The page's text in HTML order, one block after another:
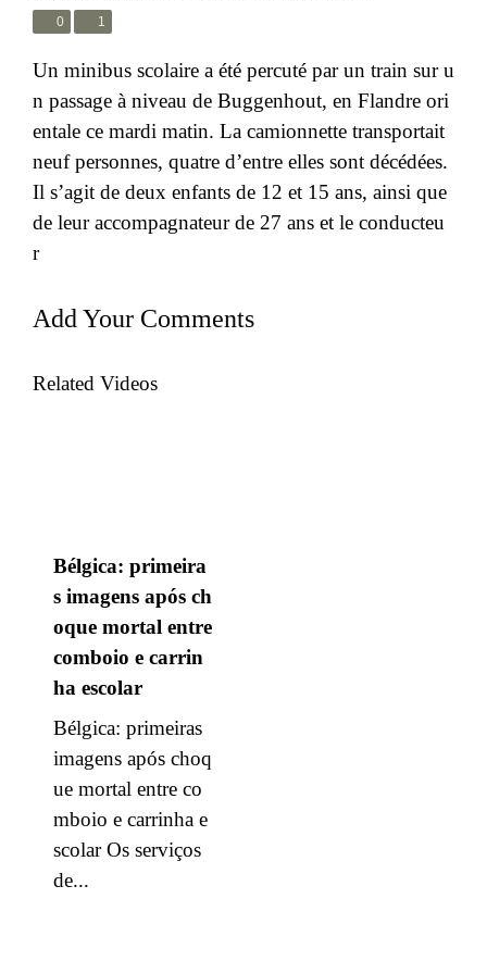
0 1
Un minibus scolaire a été percuté par un train sur u
n passage à niveau de Buggenhout, en Flandre ori
entale ce mardi matin. La camionnette transportait
neuf personnes, quatre d’entre elles sont décédées.
Il s’agit de deux enfants de 12 et 15 ans, ainsi que
de leur accompagnateur de 27 ans et le conducteu
r
Add Your Comments
Related Videos
Bélgica: primeira
s imagens após ch
oque mortal entre
comboio e carrin
ha escolar
Bélgica: primeiras
imagens após choq
ue mortal entre co
mboio e carrinha e
scolar Os serviços
de...